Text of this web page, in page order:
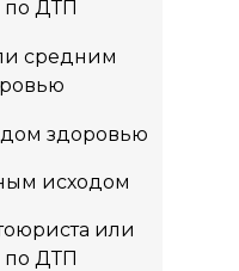
по ДТП
здоровью
исходом
или
по ДТП
средним